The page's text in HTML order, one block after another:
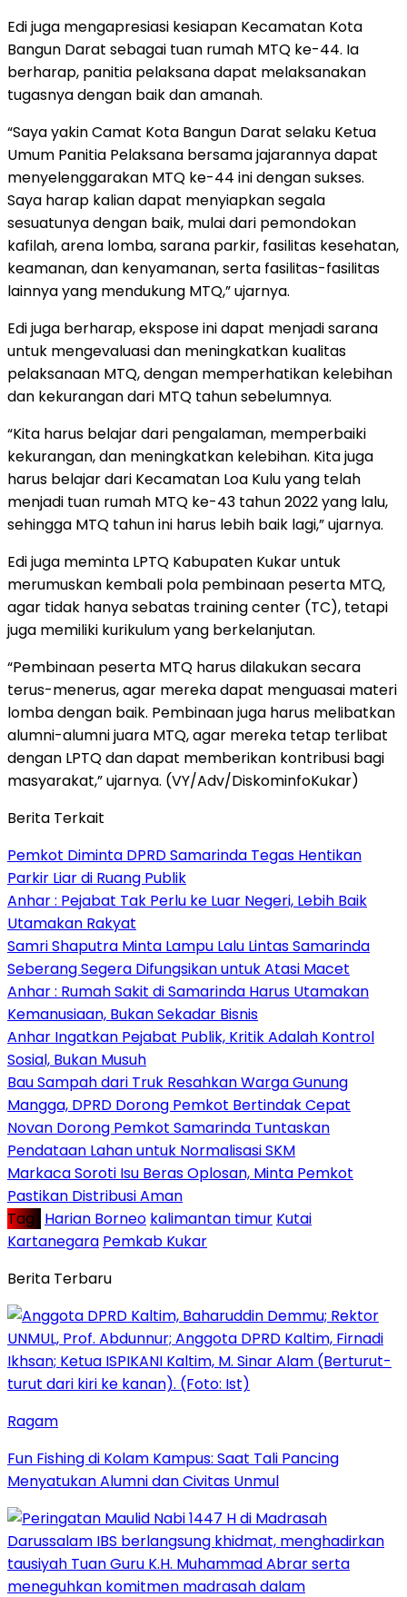
Edi juga mengapresiasi kesiapan Kecamatan Kota
Bangun Darat sebagai tuan rumah MTQ ke-44. Ia
berharap, panitia pelaksana dapat melaksanakan
tugasnya dengan baik dan amanah.
“Saya yakin Camat Kota Bangun Darat selaku Ketua
Umum Panitia Pelaksana bersama jajarannya dapat
menyelenggarakan MTQ ke-44 ini dengan sukses.
Saya harap kalian dapat menyiapkan segala
sesuatunya dengan baik, mulai dari pemondokan
kafilah, arena lomba, sarana parkir, fasilitas kesehatan,
keamanan, dan kenyamanan, serta fasilitas-fasilitas
lainnya yang mendukung MTQ,” ujarnya.
Edi juga berharap, ekspose ini dapat menjadi sarana
untuk mengevaluasi dan meningkatkan kualitas
pelaksanaan MTQ, dengan memperhatikan kelebihan
dan kekurangan dari MTQ tahun sebelumnya.
“Kita harus belajar dari pengalaman, memperbaiki
kekurangan, dan meningkatkan kelebihan. Kita juga
harus belajar dari Kecamatan Loa Kulu yang telah
menjadi tuan rumah MTQ ke-43 tahun 2022 yang lalu,
sehingga MTQ tahun ini harus lebih baik lagi,” ujarnya.
Edi juga meminta LPTQ Kabupaten Kukar untuk
merumuskan kembali pola pembinaan peserta MTQ,
agar tidak hanya sebatas training center (TC), tetapi
juga memiliki kurikulum yang berkelanjutan.
“Pembinaan peserta MTQ harus dilakukan secara
terus-menerus, agar mereka dapat menguasai materi
lomba dengan baik. Pembinaan juga harus melibatkan
alumni-alumni juara MTQ, agar mereka tetap terlibat
dengan LPTQ dan dapat memberikan kontribusi bagi
masyarakat,” ujarnya. (VY/Adv/DiskominfoKukar)
Berita Terkait
Pemkot Diminta DPRD Samarinda Tegas Hentikan
Parkir Liar di Ruang Publik
Anhar : Pejabat Tak Perlu ke Luar Negeri, Lebih Baik
Utamakan Rakyat
Samri Shaputra Minta Lampu Lalu Lintas Samarinda
Seberang Segera Difungsikan untuk Atasi Macet
Anhar : Rumah Sakit di Samarinda Harus Utamakan
Kemanusiaan, Bukan Sekadar Bisnis
Anhar Ingatkan Pejabat Publik, Kritik Adalah Kontrol
Sosial, Bukan Musuh
Bau Sampah dari Truk Resahkan Warga Gunung
Mangga, DPRD Dorong Pemkot Bertindak Cepat
Novan Dorong Pemkot Samarinda Tuntaskan
Pendataan Lahan untuk Normalisasi SKM
Markaca Soroti Isu Beras Oplosan, Minta Pemkot
Pastikan Distribusi Aman
Tag : Harian Borneo kalimantan timur Kutai
Kartanegara Pemkab Kukar
Berita Terbaru
Ragam
Fun Fishing di Kolam Kampus: Saat Tali Pancing
Menyatukan Alumni dan Civitas Unmul